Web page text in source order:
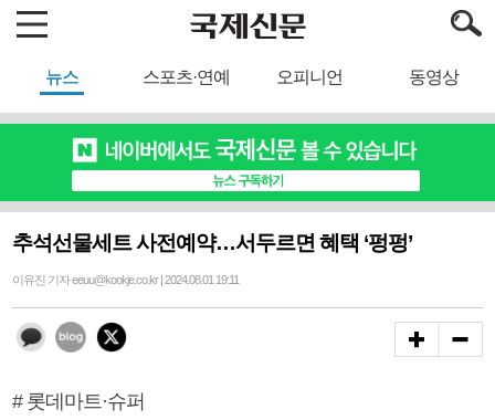
뉴스 스포츠·연예 오피니언 동영상
추석선물세트 사전예약…서두르면 혜택 ‘펑펑’
이유진 기자 eeuu@kookje.co.kr | 2024.08.01 19:11
# 롯데마트·슈퍼